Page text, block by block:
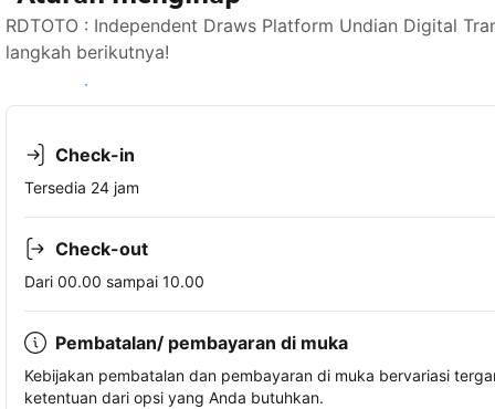
RDTOTO : Independent Draws Platform Undian Digital
langkah berikutnya!
Lihat ketersediaan
Check-in
Tersedia 24 jam
Check-out
Dari 00.00 sampai 10.00
Pembatalan/ pembayaran di muka
Kebijakan pembatalan dan pembayaran di muka bervariasi
ketentuan dari opsi yang Anda butuhkan.